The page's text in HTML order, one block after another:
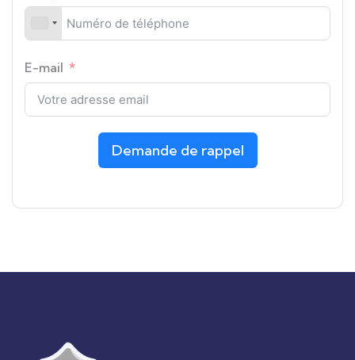
E-mail
Demande de rappel